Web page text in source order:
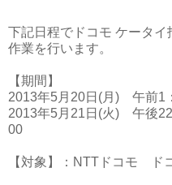
下記日程でドコモ ケータ
作業を行います。
【期間】
2013年5月20日(月) 午前1
2013年5月21日(火) 午後
00
【対象】：NTTドコモ ド